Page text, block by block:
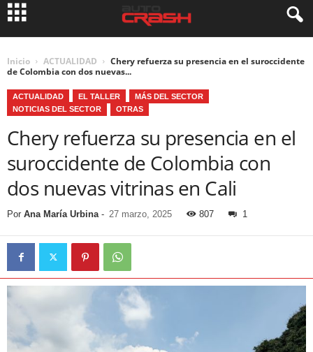
Inicio ACTUALIDAD
Chery refuerza su presencia en el suroccidente
de Colombia con dos nuevas...
ACTUALIDAD EL TALLER
MÁS DEL SECTOR
NOTICIAS DEL SECTOR
OTRAS
Chery refuerza su presencia en el
suroccidente de Colombia con
dos nuevas vitrinas en Cali
Por Ana María Urbina- 27 marzo, 2025 807 1